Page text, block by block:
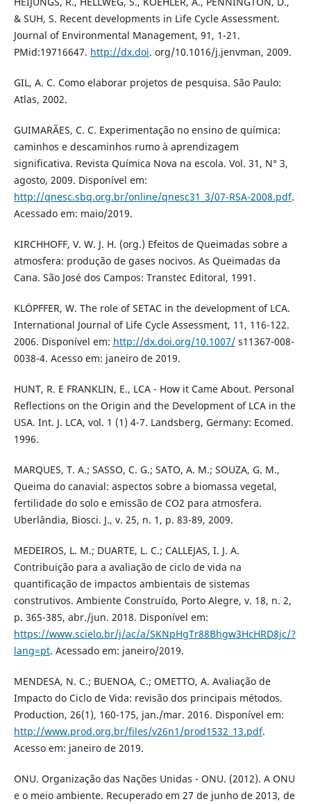
& SUH, S. Recent developments in Life Cycle Assessment.
Journal of Environmental Management, 91, 1-21.
PMid:19716647. http://dx.doi. org/10.1016/j.jenvman, 2009.
GIL, A. C. Como elaborar projetos de pesquisa. São Paulo:
Atlas, 2002.
GUIMARÃES, C. C. Experimentação no ensino de química:
caminhos e descaminhos rumo à aprendizagem
significativa. Revista Química Nova na escola. Vol. 31, N° 3,
agosto, 2009. Disponível em:
http://qnesc.sbq.org.br/online/qnesc31_3/07-RSA-2008.pdf.
Acessado em: maio/2019.
KIRCHHOFF, V. W. J. H. (org.) Efeitos de Queimadas sobre a
atmosfera: produção de gases nocivos. As Queimadas da
Cana. São José dos Campos: Transtec Editoral, 1991.
KLÖPFFER, W. The role of SETAC in the development of LCA.
International Journal of Life Cycle Assessment, 11, 116-122.
2006. Disponível em: http://dx.doi.org/10.1007/s11367-008-
0038-4. Acesso em: janeiro de 2019.
HUNT, R. E FRANKLIN, E., LCA - How it Came About. Personal
Reflections on the Origin and the Development of LCA in the
USA. Int. J. LCA, vol. 1 (1) 4-7. Landsberg, Germany: Ecomed.
1996.
MARQUES, T. A.; SASSO, C. G.; SATO, A. M.; SOUZA, G. M.,
Queima do canavial: aspectos sobre a biomassa vegetal,
fertilidade do solo e emissão de CO2 para atmosfera.
Uberlândia, Biosci. J., v. 25, n. 1, p. 83-89, 2009.
MEDEIROS, L. M.; DUARTE, L. C.; CALLEJAS, I. J. A.
Contribuição para a avaliação de ciclo de vida na
quantificação de impactos ambientais de sistemas
construtivos. Ambiente Construído, Porto Alegre, v. 18, n. 2,
p. 365-385, abr./jun. 2018. Disponível em:
https://www.scielo.br/j/ac/a/SKNpHgTr88Bhgw3HcHRD8jc/?
lang=pt. Acessado em: janeiro/2019.
MENDESA, N. C.; BUENOA, C.; OMETTO, A. Avaliação de
Impacto do Ciclo de Vida: revisão dos principais métodos.
Production, 26(1), 160-175, jan./mar. 2016. Disponível em:
http://www.prod.org.br/files/v26n1/prod1532_13.pdf.
Acesso em: janeiro de 2019.
ONU. Organização das Nações Unidas - ONU. (2012). A ONU
e o meio ambiente. Recuperado em 27 de junho de 2013, de